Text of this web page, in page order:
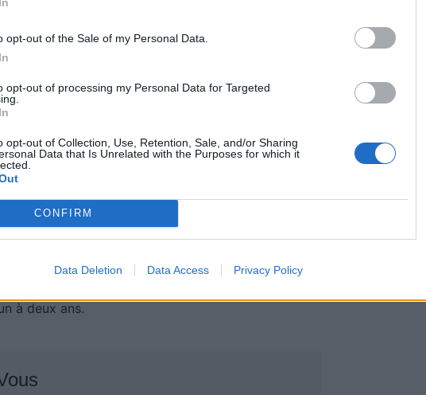
opt-out of the Sale of my Personal Data.
opt-out of processing my Personal Data for Targeted
opt-out of Collection, Use, Retention, Sale, and/or Sharing
Data that Is Unrelated with the Purposes for which it
CONFIRM
Data Deletion Data Access Privacy Policy
dans le compartiment moteur et analyse en
Il ajuste la quantité de carburant injectée,
qu’il s’agisse d’un plein d’essence classique, de
concerne uniquement les voitures à essence.
financières
euros, selon le modèle et le véhicule.
agréé, pour garantir la conformité du véhicule,
la garantie. Certaines collectivités proposent des
En général, les économies réalisées à la
à deux ans.